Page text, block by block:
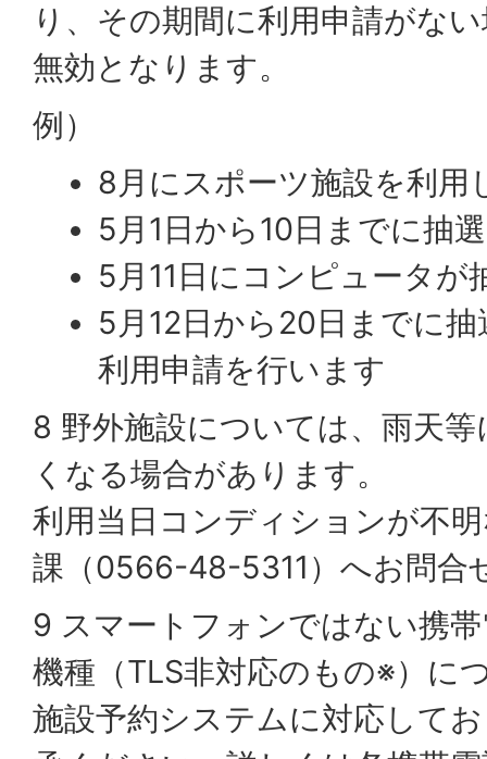
り、その期間に利用申請がな
無効となります。
例）
8月にスポーツ施設を利用
5月1日から10日までに抽
5月11日にコンピュータが
5月12日から20日までに
利用申請を行います
8 野外施設については、雨天
くなる場合があります。
利用当日コンディションが不
課（0566-48-5311）へお問合
9 スマートフォンではない携
機種（TLS非対応のもの※）に
施設予約システムに対応して